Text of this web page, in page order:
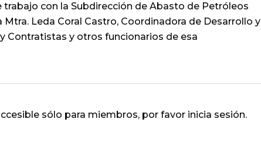
trabajo con la Subdirección de Abasto de Petróleos
Leda Coral Castro, Coordinadora de Desarrollo y
Contratistas y otros funcionarios de esa
sólo para miembros, por favor inicia sesión.